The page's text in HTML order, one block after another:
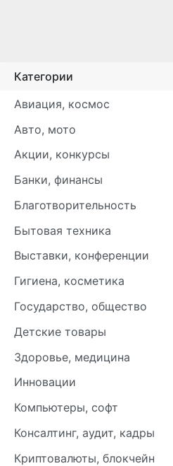
Категории
Авиация, космос
Авто, мото
Акции, конкурсы
Банки, финансы
Благотворительность
Бытовая техника
Выставки, конференции
Гигиена, косметика
Государство, общество
Детские товары
Здоровье, медицина
Инновации
Компьютеры, софт
Консалтинг, аудит, кадры
Криптовалюты, блокчейн